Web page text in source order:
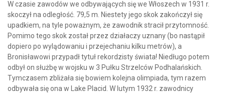
W czasie zawodów we odbywających się we Włoszech w 1931 r.
skoczył na odległość. 79,5 m. Niestety jego skok zakończył się
upadkiem, na tyle poważnym, że zawodnik stracił przytomność.
Pomimo tego skok został przez działaczy uznany (bo nastąpił
dopiero po wylądowaniu i przejechaniu kilku metrów), a
Bronisławowi przypadł tytuł rekordzisty świata! Niedługo potem
odbył on służbę w wojsku w 3 Pułku Strzelców Podhalańskich.
Tymczasem zbliżała się bowiem kolejna olimpiada, tym razem
odbywała się ona w Lake Placid. W lutym 1932 r. zawodnicy